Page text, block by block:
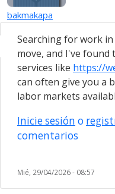
bakmakapa
Searching for work
move, and I've found
services like https://
can often give you a
labor markets
Inicie sesión o
comentarios
Mié, 29/04/2026 - 08:57